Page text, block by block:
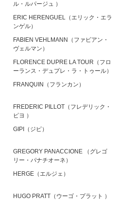
ル・ルパージュ ）
ERIC HERENGUEL（エリック・エラ
ンゲル）
FABIEN VEHLMANN（ファビアン・
ヴェルマン）
FLORENCE DUPRE LA TOUR（フロ
ーランス・デュプレ・ラ・トゥール）
FRANQUIN（フランカン）
FREDERIC PILLOT（フレデリック・
ピヨ ）
GIPI（ジピ）
GREGORY PANACCIONE （グレゴ
リー・パナチオーネ）
HERGE（エルジェ）
HUGO PRATT（ウーゴ・プラット ）